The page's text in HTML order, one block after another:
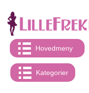
Hovedmeny
Kategorier